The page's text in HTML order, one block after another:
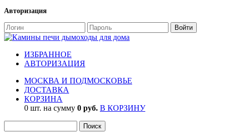
Авторизация
ИЗБРАННОЕ
АВТОРИЗАЦИЯ
МОСКВА И ПОДМОСКОВЬЕ
ДОСТАВКА
КОРЗИНА
0 шт. на сумму 0 руб. В КОРЗИНУ